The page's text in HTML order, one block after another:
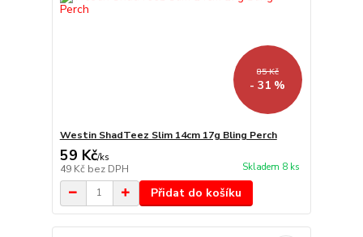
85 Kč
- 31 %
Westin ShadTeez Slim 14cm 17g Bling Perch
59 Kč/ks
49 Kč bez DPH Skladem 8 ks
Přidat do košíku